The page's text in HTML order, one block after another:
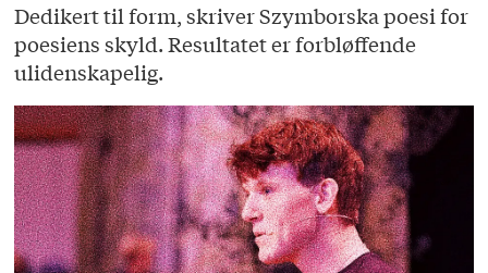
Dedikert til form, skriver Szymborska poesi for
poesiens skyld. Resultatet er forbløffende
ulidenskapelig.